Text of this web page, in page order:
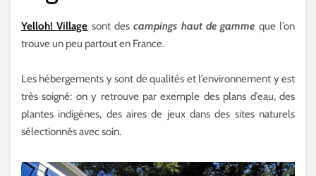
Yelloh! Village sont descampings haut de gamme que l’on
trouve un peu partout en France.
Les hébergements y sont de qualités et l’environnement y est
très soigné: on y retrouve par exemple des plans d’eau, des
plantes indigènes, des aires de jeux dans des sites naturels
sélectionnés avec soin.